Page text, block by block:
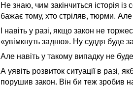
Не знаю, чим закінчиться історія
бажає тому, хто стріляв, тюрми.
І навіть у разі, якщо закон не
«увімкнуть задню». Ну суддя буде
Але навіть у такому випадку не
А уявіть розвиток ситуації в разі,
порушив закон. Він би теж зробив